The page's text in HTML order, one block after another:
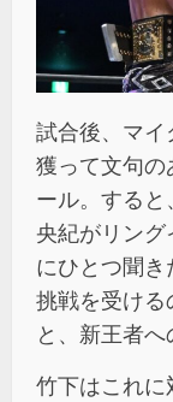
試合後、マイ
獲って文句
ール。する
央紀がリング
にひとつ聞
挑戦を受ける
と、新王者へ
竹下はこれ